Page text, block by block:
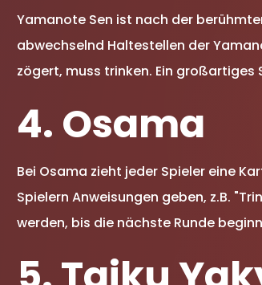
Yamanote Sen ist nach der
abwechselnd Haltestellen der
zögert, muss trinken. Ein großartiges
4. Osama
Bei Osama zieht jeder Spieler eine
Spielern Anweisungen geben, z.B.
werden, bis die nächste Runde